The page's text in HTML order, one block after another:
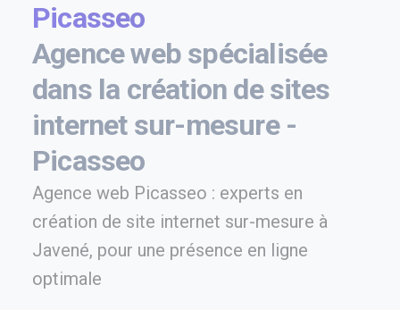
Picasseo
Agence web spécialisée
dans la création de sites
internet sur-mesure -
Picasseo
Agence web Picasseo : experts en
création de site internet sur-mesure à
Javené, pour une présence en ligne
optimale